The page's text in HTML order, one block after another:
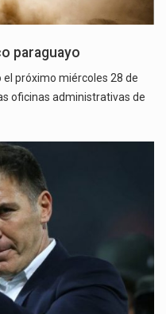
paraguayo
el próximo miércoles 28 de
oficinas administrativas de